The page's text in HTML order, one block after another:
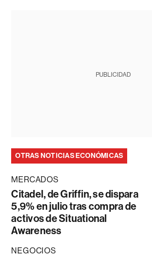
PUBLICIDAD
OTRAS NOTICIAS ECONÓMICAS
MERCADOS
Citadel, de Griffin, se dispara
5,9% en julio tras compra de
activos de Situational
Awareness
NEGOCIOS